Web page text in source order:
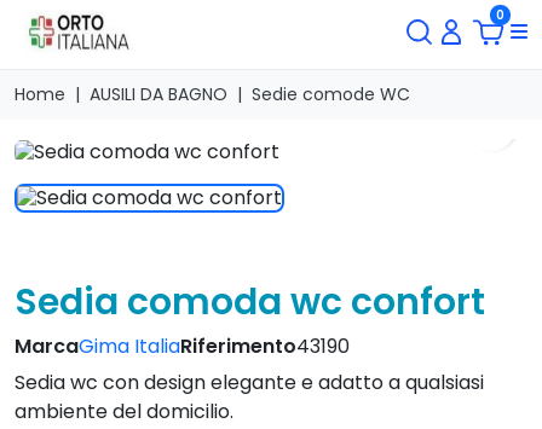
0
Home AUSILI DA BAGNO Sedie comode WC
Sedia comoda wc confort
MarcaGima ItaliaRiferimento43190
Sedia wc con design elegante e adatto a qualsiasi
ambiente del domicilio.